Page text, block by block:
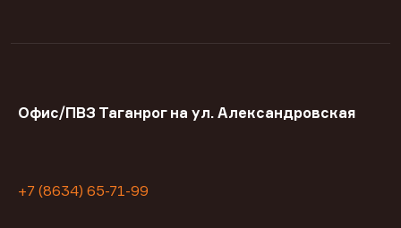
Офис/ПВЗ Таганрог на ул. Александровская
+7 (8634) 65-71-99